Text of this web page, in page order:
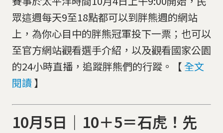
眾這週每天9至18點都可以到胖熊週的網站
上，為你心目中的胖熊冠軍投下一票；也可以
至官方網站觀看選手介紹，以及觀看國家公園
的24小時直播，追蹤胖熊們的行蹤。【 全文
閱讀 】
10月5日｜10＋5＝石虎！先